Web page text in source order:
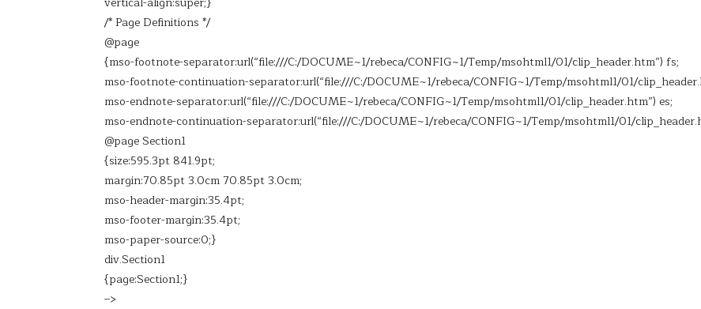
/* Page Definitions */
@page
{mso-footnote-separator:url(“file:///C:/DOCUME~1/rebeca/CONFIG~1/Temp/msohtml1/01/clip_header.htm”) fs;
mso-footnote-continuation-separator:url(“file:///C:/DOCUME~1/rebeca/CONFIG~1/Temp/msohtml1/01/
mso-endnote-separator:url(“file:///C:/DOCUME~1/rebeca/CONFIG~1/Temp/msohtml1/01/clip_header.htm”) es;
mso-endnote-continuation-separator:url(“file:///C:/DOCUME~1/rebeca/CONFIG~1/Temp/msohtml1/01/
@page Section1
{size:595.3pt 841.9pt;
margin:70.85pt 3.0cm 70.85pt 3.0cm;
mso-header-margin:35.4pt;
mso-footer-margin:35.4pt;
mso-paper-source:0;}
div.Section1
{page:Section1;}
–>